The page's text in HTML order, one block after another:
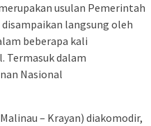
usulan Pemerintah
langsung oleh
beberapa kali
Termasuk dalam
Nasional
– Krayan) diakomodir,